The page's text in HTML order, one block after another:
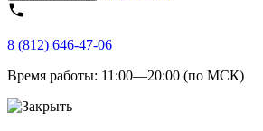
8 (812) 646-47-06
Время работы: 11:00—20:00 (по МСК)